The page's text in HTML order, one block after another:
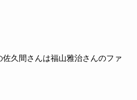
久間さんは福山雅治さんのファ